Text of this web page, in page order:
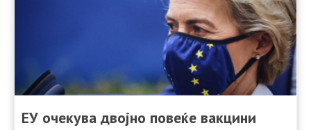
ЕУ очекува двојно повеќе вакцини